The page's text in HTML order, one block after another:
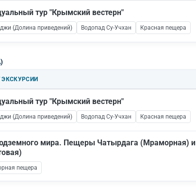
тур "Крымский вестерн"
(Долина приведений) Водопад Су-Учхан Красная пещера
тур "Крымский вестерн"
(Долина приведений) Водопад Су-Учхан Красная пещера
мира. Пещеры Чатырдага (Мраморная) и
пещера